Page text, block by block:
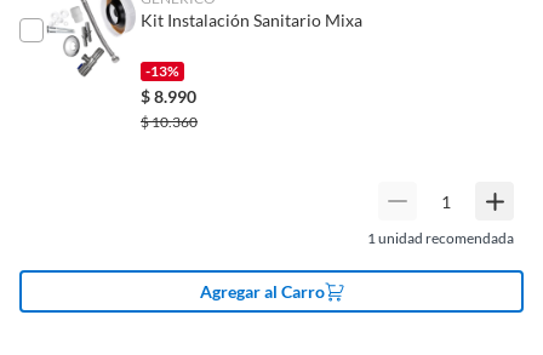
Características 3 jets, hidromasaje
De uso personal.Kit Instalación Sanitario Mixa
-13%
$8.990
$10.360
1unidad recomendada
Agregar al Carro